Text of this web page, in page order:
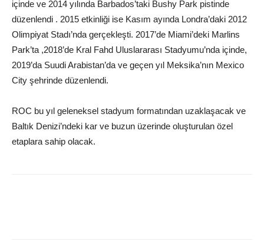
içinde ve 2014 yılında Barbados’taki Bushy Park pistinde
düzenlendi . 2015 etkinliği ise Kasım ayında Londra’daki 2012
Olimpiyat Stadı’nda gerçekleşti. 2017’de Miami’deki Marlins
Park’ta ,2018’de Kral Fahd Uluslararası Stadyumu’nda içinde,
2019’da Suudi Arabistan’da ve geçen yıl Meksika’nın Mexico
City şehrinde düzenlendi.
ROC bu yıl geleneksel stadyum formatından uzaklaşacak ve
Baltık Denizi’ndeki kar ve buzun üzerinde oluşturulan özel
etaplara sahip olacak.